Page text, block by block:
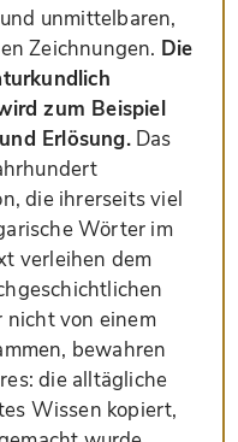
unmittelbaren,
Zeichnungen. Die
zum Beispiel
Erlösung.Das
die ihrerseits viel
Wörter im
verleihen dem
nicht von einem
bewahren
die alltägliche
Wissen kopiert,